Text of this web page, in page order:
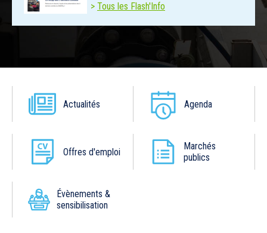
Tous les Flash'Info
Actualités Agenda
Offres d'emploi
Marchés
publics
Évènements &
sensibilisation